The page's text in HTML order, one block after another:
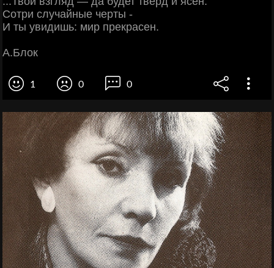
Сотри случайные черты -
И ты увидишь: мир прекрасен.
А.Блок
1 0 0